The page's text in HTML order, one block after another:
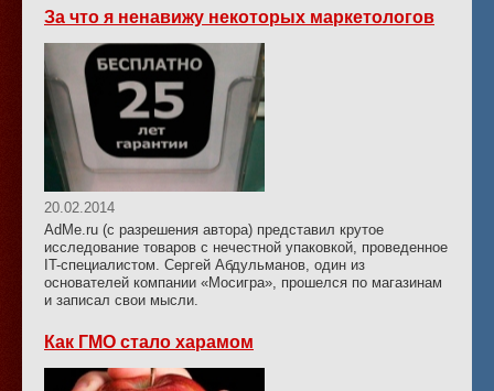
За что я ненавижу некоторых маркетологов
20.02.2014
AdMe.ru (с разрешения автора) представил крутое
исследование товаров с нечестной упаковкой, проведенное
IT-специалистом. Сергей Абдульманов, один из
основателей компании «Мосигра», прошелся по магазинам
и записал свои мысли.
Как ГМО стало харамом